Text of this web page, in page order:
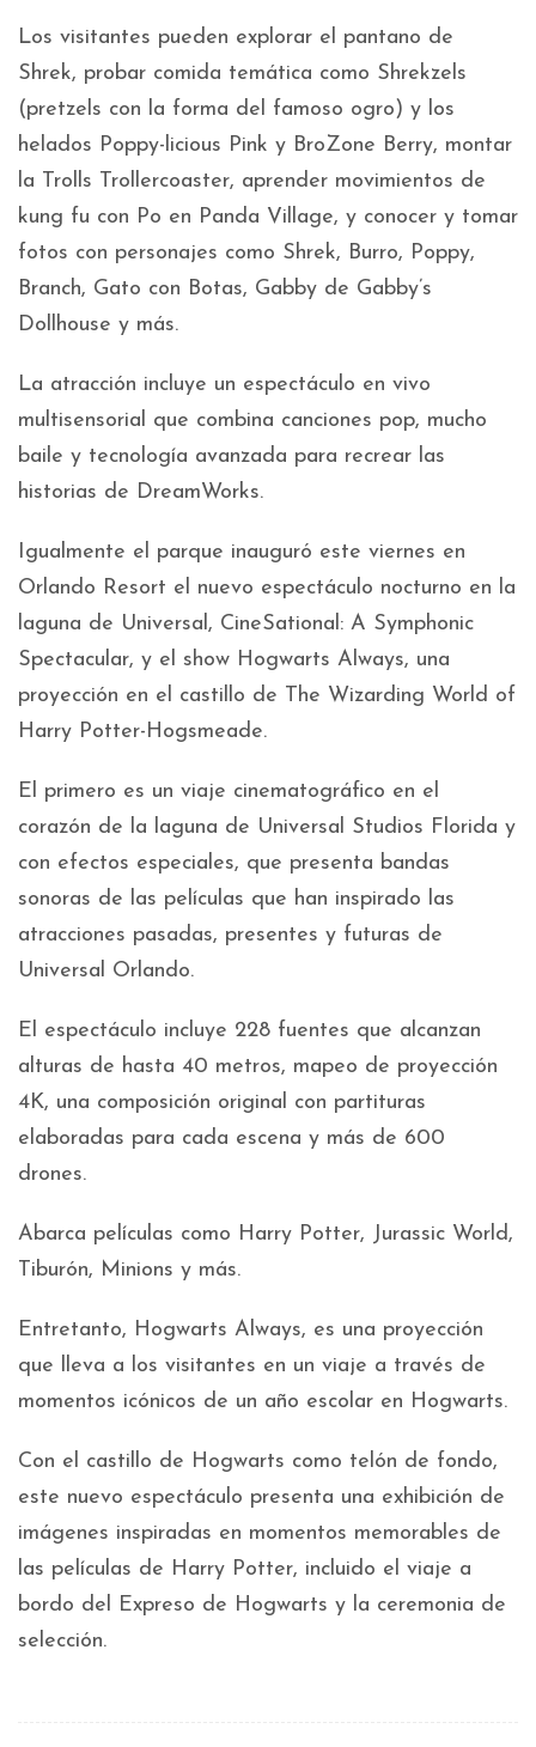
Los visitantes pueden explorar el pantano de
Shrek, probar comida temática como Shrekzels
(pretzels con la forma del famoso ogro) y los
helados Poppy-licious Pink y BroZone Berry, montar
la Trolls Trollercoaster, aprender movimientos de
kung fu con Po en Panda Village, y conocer y tomar
fotos con personajes como Shrek, Burro, Poppy,
Branch, Gato con Botas, Gabby de Gabby’s
Dollhouse y más.
La atracción incluye un espectáculo en vivo
multisensorial que combina canciones pop, mucho
baile y tecnología avanzada para recrear las
historias de DreamWorks.
Igualmente el parque inauguró este viernes en
Orlando Resort el nuevo espectáculo nocturno en la
laguna de Universal, CineSational: A Symphonic
Spectacular, y el show Hogwarts Always, una
proyección en el castillo de The Wizarding World of
Harry Potter-Hogsmeade.
El primero es un viaje cinematográfico en el
corazón de la laguna de Universal Studios Florida y
con efectos especiales, que presenta bandas
sonoras de las películas que han inspirado las
atracciones pasadas, presentes y futuras de
Universal Orlando.
El espectáculo incluye 228 fuentes que alcanzan
alturas de hasta 40 metros, mapeo de proyección
4K, una composición original con partituras
elaboradas para cada escena y más de 600
drones.
Abarca películas como Harry Potter, Jurassic World,
Tiburón, Minions y más.
Entretanto, Hogwarts Always, es una proyección
que lleva a los visitantes en un viaje a través de
momentos icónicos de un año escolar en Hogwarts.
Con el castillo de Hogwarts como telón de fondo,
este nuevo espectáculo presenta una exhibición de
imágenes inspiradas en momentos memorables de
las películas de Harry Potter, incluido el viaje a
bordo del Expreso de Hogwarts y la ceremonia de
selección.